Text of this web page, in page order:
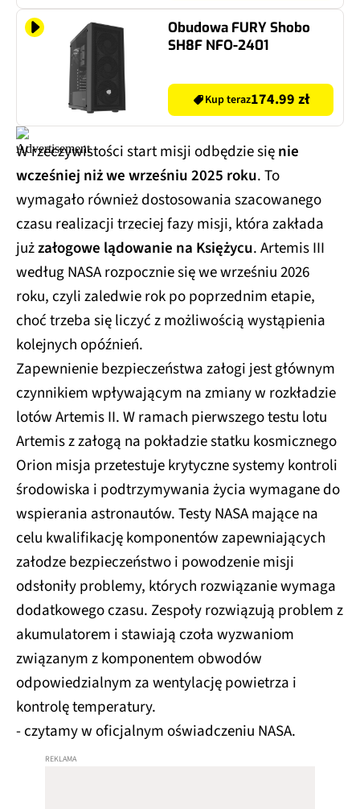
Obudowa FURY Shobo
SH8F NFO-2401
Kup teraz174.99 zł
W rzeczywistości start misji odbędzie sięnie
wcześniej niż we wrześniu 2025 roku. To
wymagało również dostosowania szacowanego
czasu realizacji trzeciej fazy misji, która zakłada
jużzałogowe lądowanie na Księżycu. Artemis III
według NASA rozpocznie się we wrześniu 2026
roku, czyli zaledwie rok po poprzednim etapie,
choć trzeba się liczyć z możliwością wystąpienia
kolejnych opóźnień.
Zapewnienie bezpieczeństwa załogi jest głównym
czynnikiem wpływającym na zmiany w rozkładzie
lotów Artemis II. W ramach pierwszego testu lotu
Artemis z załogą na pokładzie statku kosmicznego
Orion misja przetestuje krytyczne systemy kontroli
środowiska i podtrzymywania życia wymagane do
wspierania astronautów. Testy NASA mające na
celu kwalifikację komponentów zapewniających
załodze bezpieczeństwo i powodzenie misji
odsłoniły problemy, których rozwiązanie wymaga
dodatkowego czasu. Zespoły rozwiązują problem z
akumulatorem i stawiają czoła wyzwaniom
związanym z komponentem obwodów
odpowiedzialnym za wentylację powietrza i
kontrolę temperatury.
- czytamy w oficjalnym oświadczeniu NASA.